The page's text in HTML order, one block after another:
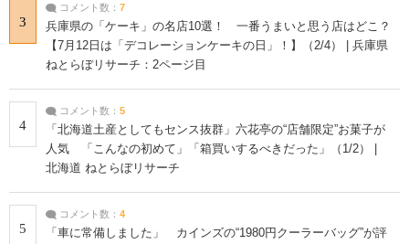
3
コメント数： 7
兵庫県の「ケーキ」の名店10選！ 一番うまいと思う店はどこ？
【7月12日は「デコレーションケーキの日」！】（2/4） | 兵庫県
ねとらぼリサーチ：2ページ目
4
コメント数： 5
「北海道土産としてもセンス抜群」六花亭の“店舗限定”お菓子が
人気 「こんなの初めて」「箱買いするべきだった」（1/2） |
北海道 ねとらぼリサーチ
5
コメント数： 4
「車に常備しました」 カインズの“1980円クーラーバッグ”が評